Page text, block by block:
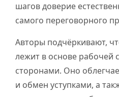
шагов доверие
самого переговорного
Авторы подчёркивают,
лежит в основе рабочей
сторонами. Оно
и обмен уступками, а